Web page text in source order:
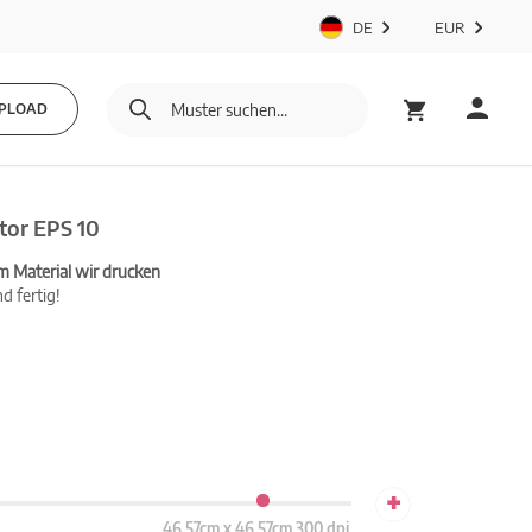
DE EUR
EPS 10
Material wir drucken
fertig!
+